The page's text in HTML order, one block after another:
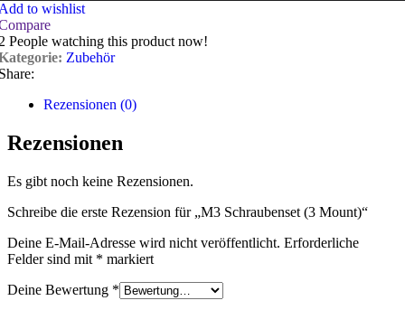
to wishlist
People watching this product now!
Zubehör
Rezensionen (0)
Rezensionen
Es gibt noch keine Rezensionen.
Schreibe die erste Rezension für „M3 Schraubenset (3 Mount)“
Deine E-Mail-Adresse wird nicht veröffentlicht. Erforderliche
Felder sind mit * markiert
Deine Bewertung *